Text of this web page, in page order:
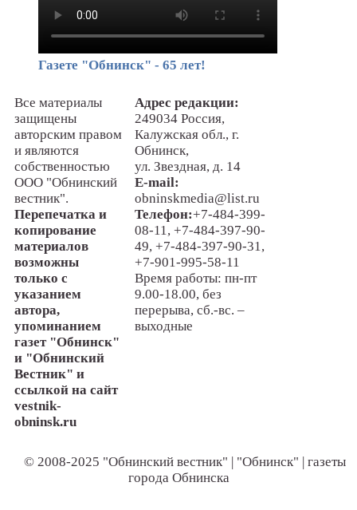
Газете "Обнинск" - 65 лет!
Все материалы
защищены
авторским правом
и являются
собственностью
ООО "Обнинский
вестник".
Перепечатка и
копирование
материалов
возможны
только с
указанием
автора,
упоминанием
газет "Обнинск"
и "Обнинский
Вестник" и
ссылкой на сайт
vestnik-
obninsk.ru
Адрес редакции:
249034 Россия,
Калужская обл., г.
Обнинск,
ул. Звездная, д. 14
E-mail:
obninskmedia@list.ru
Телефон:+7-484-399-
08-11, +7-484-397-90-
49, +7-484-397-90-31,
+7-901-995-58-11
Время работы: пн-пт
9.00-18.00, без
перерыва, сб.-вс. –
выходные
© 2008-2025 "Обнинский вестник" | "Обнинск" | газеты
города Обнинска